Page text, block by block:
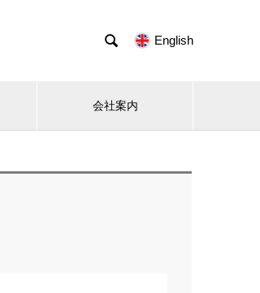
 English
会社案内